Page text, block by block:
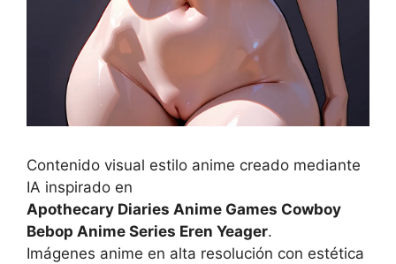
Contenido visual estilo anime creado mediante
IA inspirado en
Apothecary Diaries Anime Games Cowboy
Bebop Anime Series Eren Yeager.
Imágenes anime en alta resolución con estética